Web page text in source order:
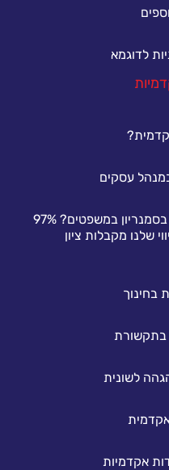
לדוגמא
עסקים
זקוקים לסיוע בכתיבת אקדמית בסמנריון במשפטים? 97%
שלנו מקבלות ציון
בחינוך
בתקשורת
לשונית
אקדמיות